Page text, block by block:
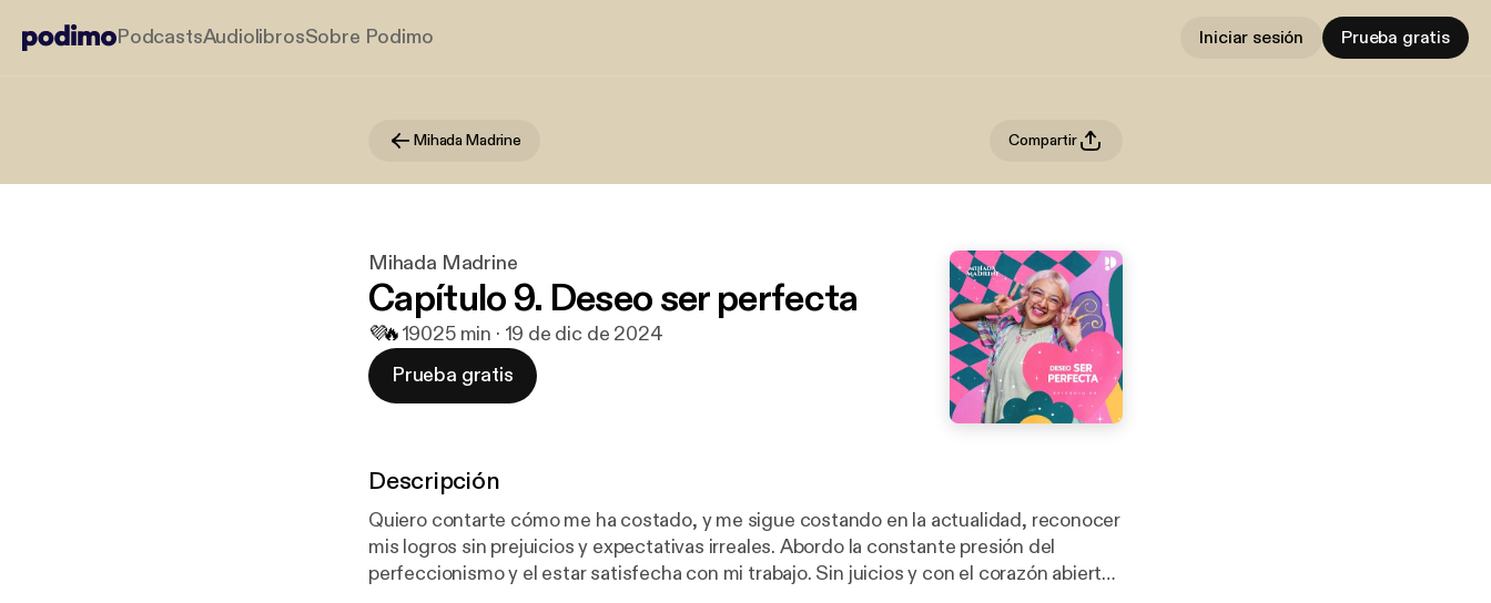
PodcastsAudiolibrosSobre Podimo Iniciar sesión Prueba gratis
Mihada Madrine Compartir
Mihada Madrine
Capítulo 9. Deseo ser perfecta
💜🔥19025 min · 19 de dic de 2024
Prueba gratis
Descripción
Quiero contarte cómo me ha costado, y me sigue costando en la actualidad, reconocer
mis logros sin prejuicios y expectativas irreales. Abordo la constante presión del
perfeccionismo y el estar satisfecha con mi trabajo. Sin juicios y con el corazón abierto